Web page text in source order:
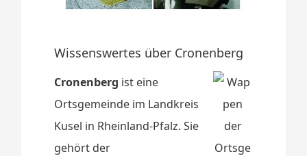
Wissenswertes über Cronenberg
Cronenberg ist eine
Ortsgemeinde im Landkreis
Kusel in Rheinland-Pfalz. Sie
gehört der